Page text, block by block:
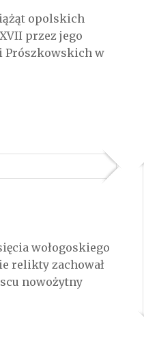
opolskich
przez jego
Prószkowskich w
wołogoskiego
relikty zachował
nowożytny